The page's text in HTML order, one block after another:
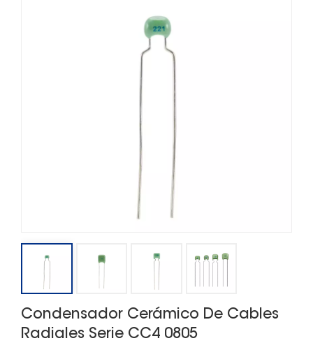
Condensador Cerámico De Cables
Radiales Serie CC4 0805